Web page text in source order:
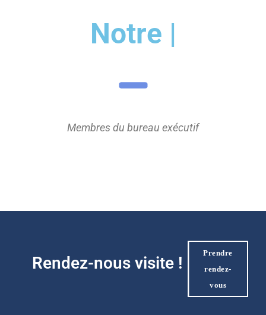
|
Membres du bureau exécutif
Rendez-nous visite !
Prendre
rendez-
vous